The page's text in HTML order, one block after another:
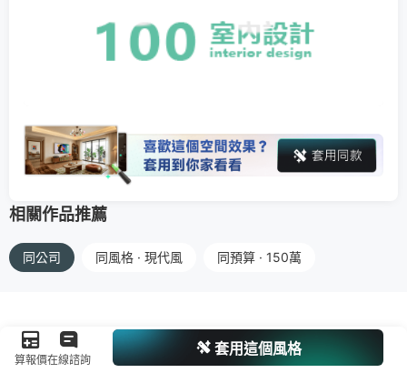
相關作品推薦
同公司 同風格 · 現代風 同預算 · 150萬
算報價在線諮詢
套用這個風格